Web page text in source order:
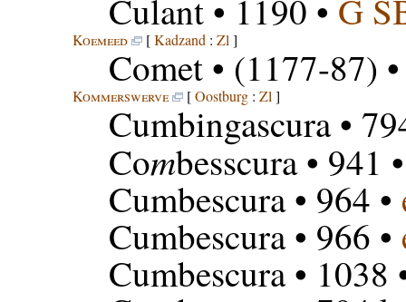
Culant• 1190 • G
Koemeed [Kadzand : Zl ]
Comet• (1177-87)
Kommerswerve [Oostburg: Zl ]
Cumbingascura•
Combesscura• 941
Cumbescura• 964 •
Cumbescura• 966 •
Cumbescura• 1038